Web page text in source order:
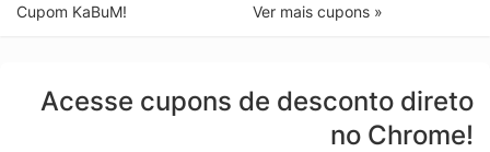
Cupom KaBuM!
Ver mais cupons »
Acesse cupons de desconto direto
no Chrome!